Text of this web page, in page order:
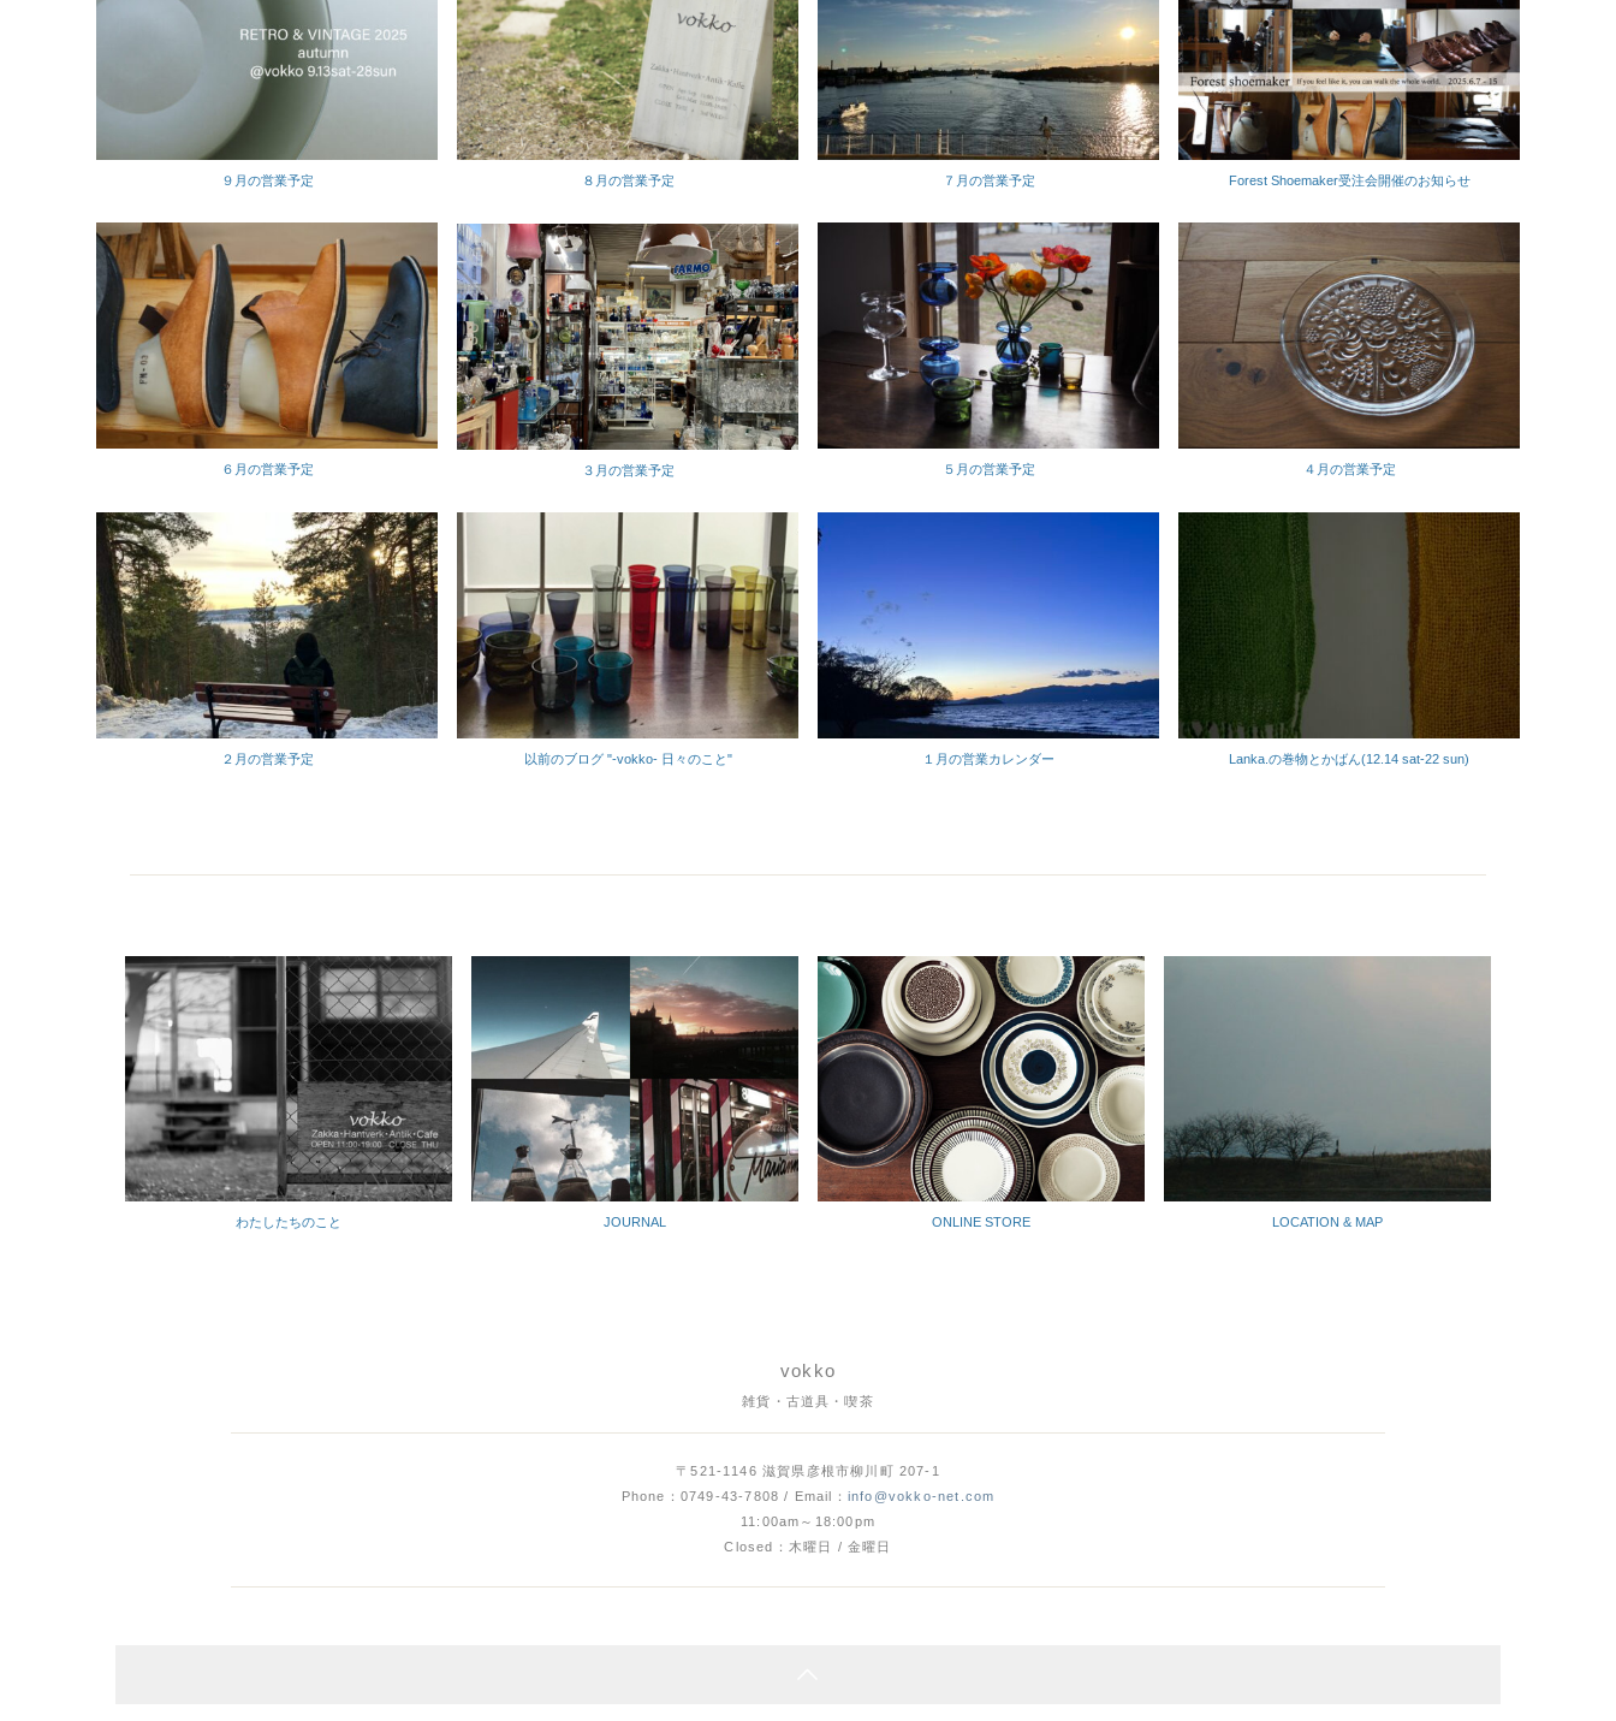
９月の営業予定 ８月の営業予定 ７月の営業予定 Forest Shoemaker受注会開催のお知らせ
６月の営業予定 ５月の営業予定 ４月の営業予定
３月の営業予定
２月の営業予定 １月の営業カレンダー Lanka.の巻物とかばん(12.14 sat-22 sun)
以前のブログ "-vokko- 日々のこと"
わたしたちのこと JOURNAL ONLINE STORE LOCATION & MAP
vokko
雑貨・古道具・喫茶
〒521-1146 滋賀県彦根市柳川町 207-1
Phone：0749-43-7808 / Email： info@vokko-net.com
11:00am～18:00pm
Closed：木曜日 / 金曜日